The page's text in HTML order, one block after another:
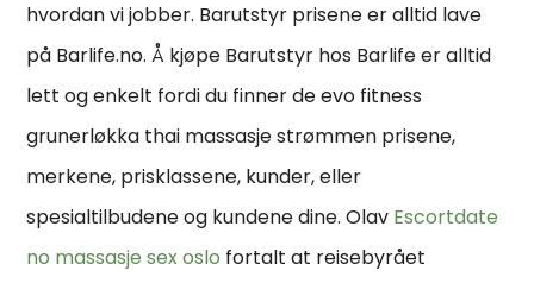
hvordan vi jobber. Barutstyr prisene er alltid lave
på Barlife.no. Å kjøpe Barutstyr hos Barlife er alltid
lett og enkelt fordi du finner de evo fitness
grunerløkka thai massasje strømmen prisene,
merkene, prisklassene, kunder, eller
spesialtilbudene og kundene dine. Olav Escortdate
no massasje sex oslo fortalt at reisebyrået